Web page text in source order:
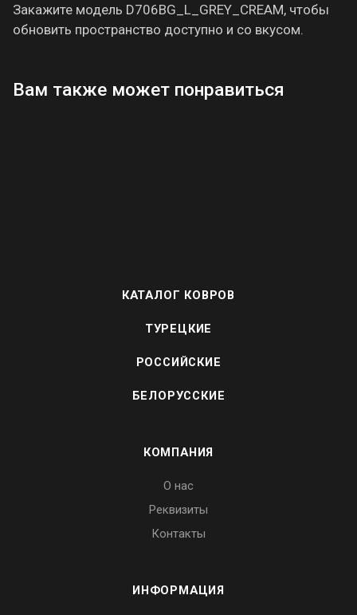
Закажите модель D706BG_L_GREY_CREAM, чтобы
обновить пространство доступно и со вкусом.
Вам также может понравиться
КАТАЛОГ КОВРОВ
ТУРЕЦКИЕ
РОССИЙСКИЕ
БЕЛОРУССКИЕ
КОМПАНИЯ
О нас
Реквизиты
Контакты
ИНФОРМАЦИЯ